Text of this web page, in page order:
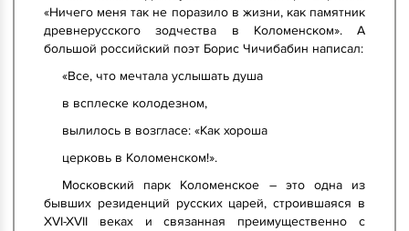
«Ничего меня так не поразило в жизни, как памятник
древнерусского зодчества в Коломенском». А
большой российский поэт Борис Чичибабин написал:
«Все, что мечтала услышать душа
в всплеске колодезном,
вылилось в возгласе: «Как хороша
церковь в Коломенском!».
Московский парк Коломенское – это одна из
бывших резиденций русских царей, строившаяся в
XVI-XVII веках и связанная преимущественно с